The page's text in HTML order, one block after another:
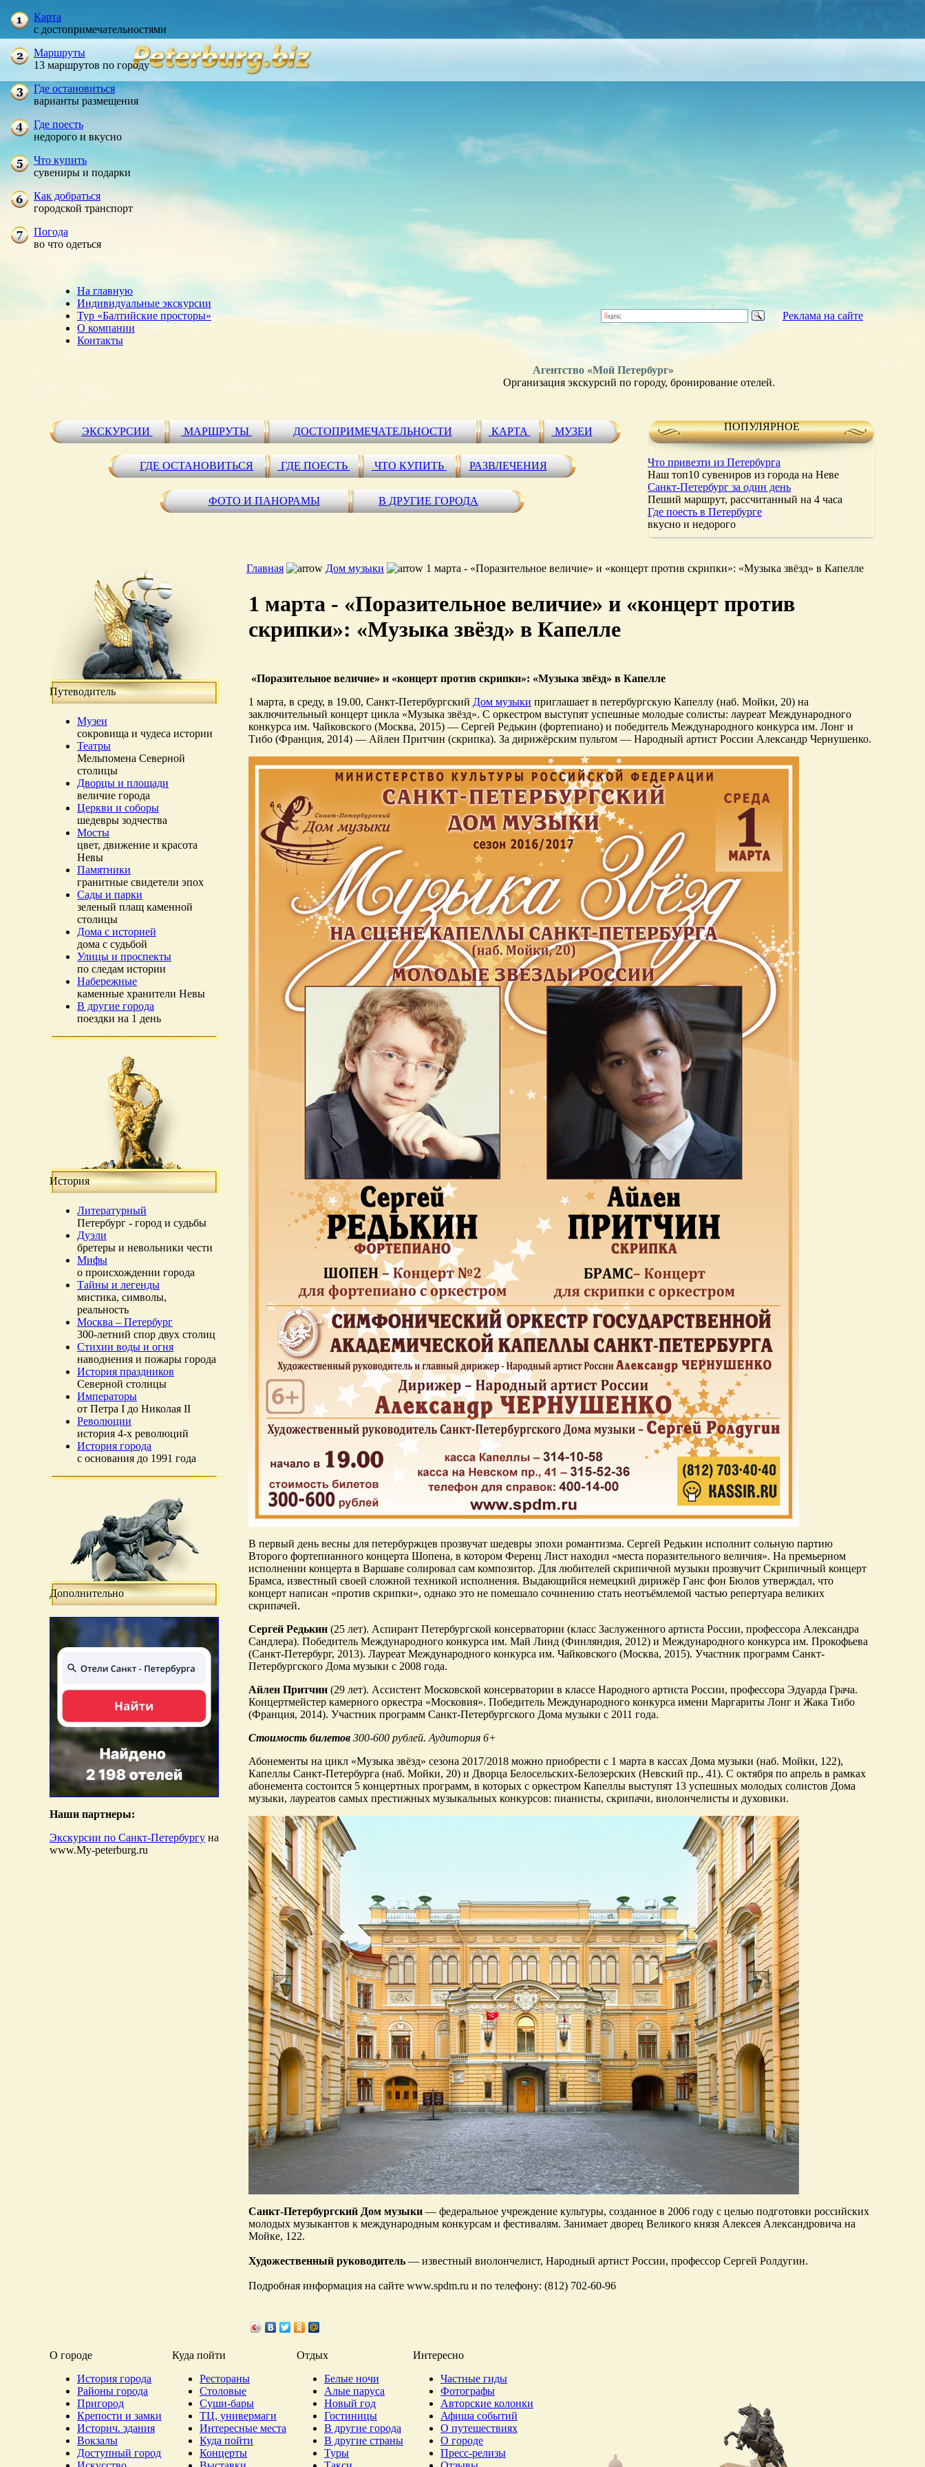
Карта
с достопримечательностями
Маршруты
13 маршрутов по городу
Где остановиться
варианты размещения
Где поесть
недорого и вкусно
Что купить
сувениры и подарки
Как добраться
городской транспорт
Погода
во что одеться
На главную
Индивидуальные экскурсии
Тур «Балтийские просторы»
О компании
Контакты
Реклама на сайте
Агентство «Мой Петербург»
Организация экскурсий по городу, бронирование отелей.
ЭКСКУРСИИ МАРШРУТЫ ДОСТОПРИМЕЧАТЕЛЬНОСТИ КАРТА МУЗЕИ
ГДЕ ОСТАНОВИТЬСЯ ГДЕ ПОЕСТЬ ЧТО КУПИТЬ РАЗВЛЕЧЕНИЯ
ФОТО И ПАНОРАМЫ В ДРУГИЕ ГОРОДА
ПОПУЛЯРНОЕ
Что привезти из Петербурга
Наш топ10 сувениров из города на Неве
Санкт-Петербург за один день
Пеший маршрут, рассчитанный на 4 часа
Где поесть в Петербурге
вкусно и недорого
Путеводитель
Музеи
сокровища и чудеса истории
Театры
Мельпомена Северной
столицы
Дворцы и площади
величие города
Церкви и соборы
шедевры зодчества
Мосты
цвет, движение и красота
Невы
Памятники
гранитные свидетели эпох
Сады и парки
зеленый плащ каменной
столицы
Дома с историей
дома с судьбой
Улицы и проспекты
по следам истории
Набережные
каменные хранители Невы
В другие города
поездки на 1 день
История
Литературный
Петербург - город и судьбы
Дуэли
бретеры и невольники чести
Мифы
о происхождении города
Тайны и легенды
мистика, символы,
реальность
Москва – Петербург
300-летний спор двух столиц
Стихии воды и огня
наводнения и пожары города
История праздников
Северной столицы
Императоры
от Петра I до Николая II
Революции
история 4-х революций
История города
с основания до 1991 года
Дополнительно
Наши партнеры:
Экскурсии по Санкт-Петербургу на
www.My-peterburg.ru
Главная Дом музыки 1 марта - «Поразительное величие» и «концерт против скрипки»: «Музыка звёзд» в Капелле
1 марта - «Поразительное величие» и «концерт против
скрипки»: «Музыка звёзд» в Капелле
«Поразительное величие» и «концерт против скрипки»: «Музыка звёзд» в Капелле
1 марта, в среду, в 19.00, Санкт-Петербургский Дом музыки приглашает в петербургскую Капеллу (наб. Мойки, 20) на
заключительный концерт цикла «Музыка звёзд». С оркестром выступят успешные молодые солисты: лауреат Международного
конкурса им. Чайковского (Москва, 2015) — Сергей Редькин (фортепиано) и победитель Международного конкурса им. Лонг и
Тибо (Франция, 2014) — Айлен Притчин (скрипка). За дирижёрским пультом — Народный артист России Александр Чернушенко.
В первый день весны для петербуржцев прозвучат шедевры эпохи романтизма. Сергей Редькин исполнит сольную партию
Второго фортепианного концерта Шопена, в котором Ференц Лист находил «места поразительного величия». На премьерном
исполнении концерта в Варшаве солировал сам композитор. Для любителей скрипичной музыки прозвучит Скрипичный концерт
Брамса, известный своей сложной техникой исполнения. Выдающийся немецкий дирижёр Ганс фон Бюлов утверждал, что
концерт написан «против скрипки», однако это не помешало сочинению стать неотъёмлемой частью репертуара великих
скрипачей.
Сергей Редькин (25 лет). Аспирант Петербургской консерватории (класс Заслуженного артиста России, профессора Александра
Сандлера). Победитель Международного конкурса им. Май Линд (Финляндия, 2012) и Международного конкурса им. Прокофьева
(Санкт-Петербург, 2013). Лауреат Международного конкурса им. Чайковского (Москва, 2015). Участник программ Санкт-
Петербургского Дома музыки с 2008 года.
Айлен Притчин (29 лет). Ассистент Московской консерватории в классе Народного артиста России, профессора Эдуарда Грача.
Концертмейстер камерного оркестра «Московия». Победитель Международного конкурса имени Маргариты Лонг и Жака Тибо
(Франция, 2014). Участник программ Санкт-Петербургского Дома музыки с 2011 года.
Стоимость билетов 300-600 рублей. Аудитория 6+
Абонементы на цикл «Музыка звёзд» сезона 2017/2018 можно приобрести с 1 марта в кассах Дома музыки (наб. Мойки, 122),
Капеллы Санкт-Петербурга (наб. Мойки, 20) и Дворца Белосельских-Белозерских (Невский пр., 41). С октября по апрель в рамках
абонемента состоится 5 концертных программ, в которых с оркестром Капеллы выступят 13 успешных молодых солистов Дома
музыки, лауреатов самых престижных музыкальных конкурсов: пианисты, скрипачи, виолончелисты и духовики.
Санкт-Петербургский Дом музыки — федеральное учреждение культуры, созданное в 2006 году с целью подготовки российских
молодых музыкантов к международным конкурсам и фестивалям. Занимает дворец Великого князя Алексея Александровича на
Мойке, 122.
Художественный руководитель — известный виолончелист, Народный артист России, профессор Сергей Ролдугин.
Подробная информация на сайте www.spdm.ru и по телефону: (812) 702-60-96
О городе Куда пойти Отдых
Интересно
История города
Районы города
Пригород
Крепости и замки
Историч. здания
Вокзалы
Доступный город
Рестораны
Столовые
Суши-бары
ТЦ, универмаги
Интересные места
Куда пойти
Концерты
Белые ночи
Алые паруса
Новый год
Гостиницы
В другие города
В другие страны
Туры
Частные гиды
Фотографы
Авторские колонки
Афиша событий
О путешествиях
О городе
Пресс-релизы